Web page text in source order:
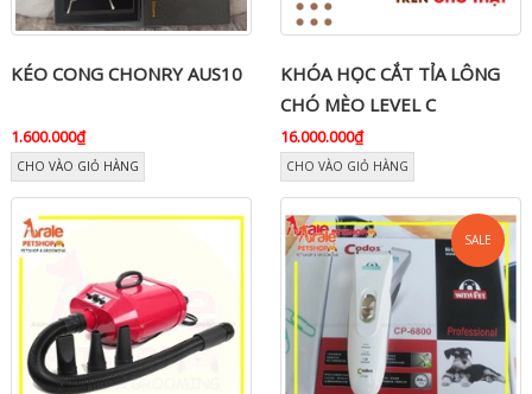
KÉO CONG CHONRY AUS10
1.600.000₫
CHO VÀO GIỎ HÀNG
KHÓA HỌC CẮT TỈA LÔNG
CHÓ MÈO LEVEL C
16.000.000₫
CHO VÀO GIỎ HÀNG
SALE